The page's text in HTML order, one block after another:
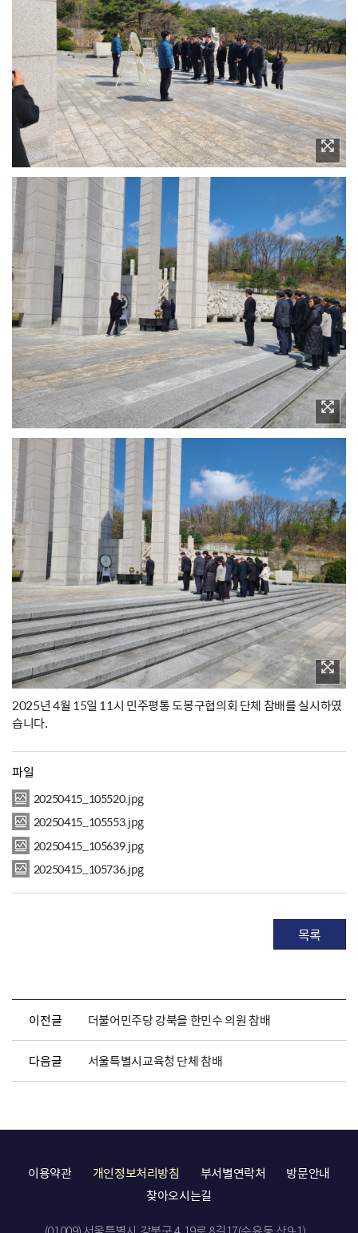
2025년 4월 15일 11시 민주평통 도봉구협의회 단체 참배를 실시하였
습니다.
파일
20250415_105520.jpg
20250415_105553.jpg
20250415_105639.jpg
20250415_105736.jpg
목록
이전글 더불어민주당 강북을 한민수 의원 참배
다음글 서울특별시교육청 단체 참배
이용약관 개인정보처리방침 부서별연락처
방문안내
찾아오시는길